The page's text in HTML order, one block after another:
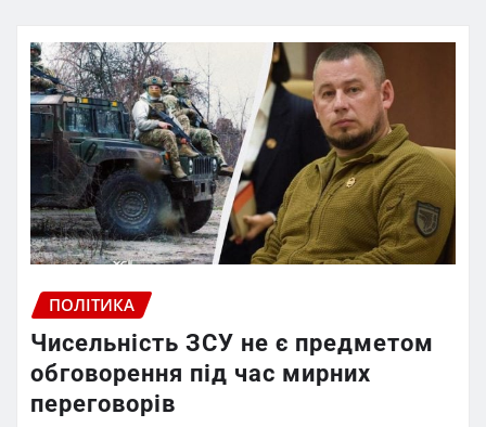
ПОЛІТИКА
Чисельність ЗСУ не є предметом
обговорення під час мирних
переговорів